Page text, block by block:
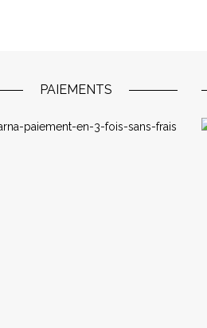
PAIEMENTS